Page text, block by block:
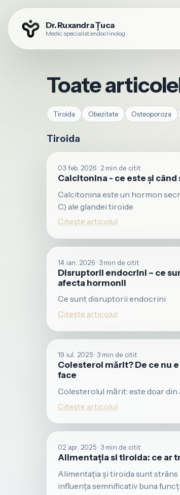
Dr. Ruxandra Țuca
Medic specialist endocrinolog
Toate
Tiroida Obezitate Osteoporoza
Tiroida
03 feb. 2026 · 2 min de citit
Calcitonina - ce este și când
Calcitonina este un hormon
C) ale glandei tiroide
Citește articolul
14 ian. 2026 · 3 min de citit
Disruptorii endocrini – ce
afecta hormonii
Ce sunt disruptorii endocrini
Citește articolul
19 iul. 2025 · 3 min de citit
Colesterol mărit? De ce nu
face
Colesterolul mărit: este doar din
Citește articolul
02 apr. 2025 · 3 min de citit
Alimentația si tiroida: ce ar
Alimentația și tiroida sunt strâns
influența semnificativ buna